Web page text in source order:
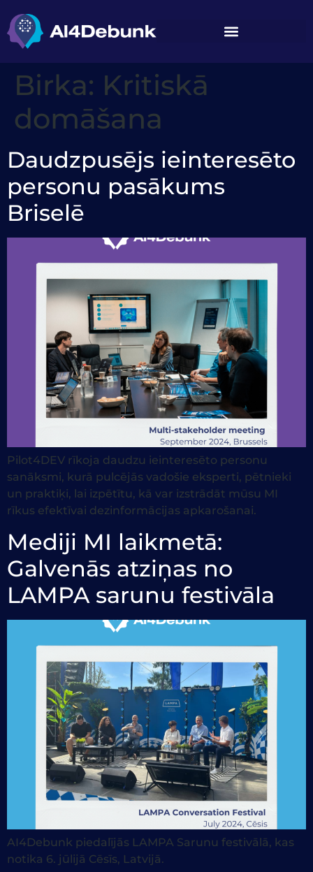
saturu
Birka: Kritiskā
domāšana
Daudzpusējs ieinteresēto
personu pasākums
Briselē
Pilot4DEV rīkoja daudzu ieinteresēto personu
sanāksmi, kurā pulcējās vadošie eksperti, pētnieki
un praktiķi, lai izpētītu, kā var izstrādāt mūsu MI
rīkus efektīvai dezinformācijas apkarošanai.
Mediji MI laikmetā:
Galvenās atziņas no
LAMPA sarunu festivāla
AI4Debunk piedalījās LAMPA Sarunu festivālā, kas
notika 6. jūlijā Cēsīs, Latvijā.